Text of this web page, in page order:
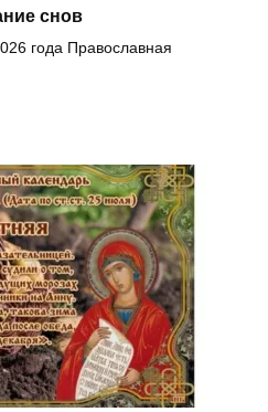
снов
года Православная